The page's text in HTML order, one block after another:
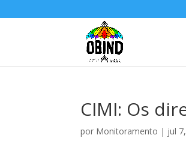
CIMI: Os
por Monitoramento | jul